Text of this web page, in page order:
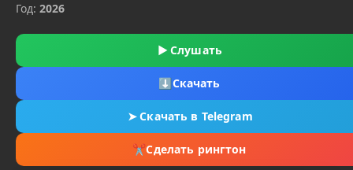
Год: 2026
▶ Слушать
⬇Скачать
➤Скачать в Telegram
✂Сделать рингтон